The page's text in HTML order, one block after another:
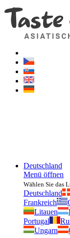
Deutschland
Menü öffnen
Wählen Sie das
Deutschland
Frankreich
Litauen
Portugal
Ungarn
Zögern